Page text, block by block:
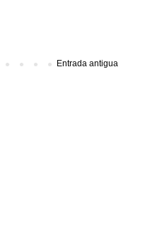
Entrada antigua